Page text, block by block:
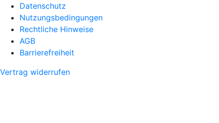
Datenschutz
Nutzungsbedingungen
Rechtliche Hinweise
AGB
Barrierefreiheit
Vertrag widerrufen